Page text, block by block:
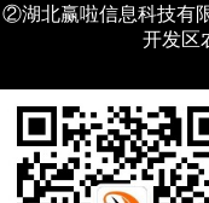
②湖北赢啦信息科技有
开发区